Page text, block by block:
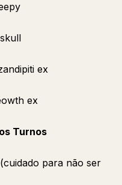
ex
ex
Turnos
para não ser